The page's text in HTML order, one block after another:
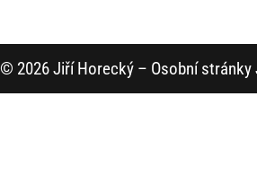
© 2026 Jiří Horecký – Osobní